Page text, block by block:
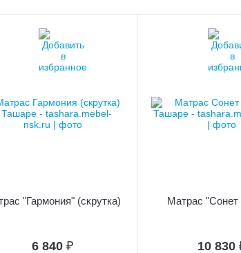
"Гармония" (скрутка)
6 840 ₽
Матрас
10 830